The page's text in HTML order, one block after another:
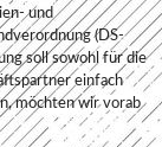
und
(DS-
soll sowohl für die
einfach
möchten wir vorab